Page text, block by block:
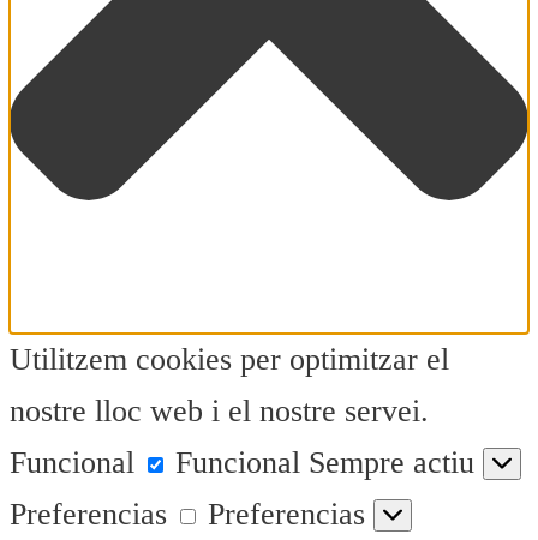
Utilitzem cookies per optimitzar el
nostre lloc web i el nostre servei.
Funcional
Funcional Sempre actiu
Preferencias
Preferencias